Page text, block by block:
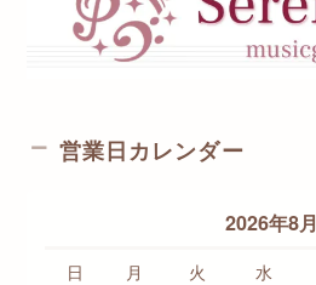
営業日カレンダー
2026年8月
日 月 火 水